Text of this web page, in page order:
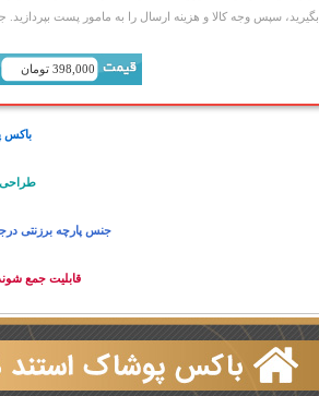
بگيريد، سپس وجه کالا و هزينه ارسال را به مامور پست
398,000 تومان
باکس
طراحی
جنس پارچه برزنتی درجه 1 ضخیم با اسکلت فلزی
قابلیت جمع